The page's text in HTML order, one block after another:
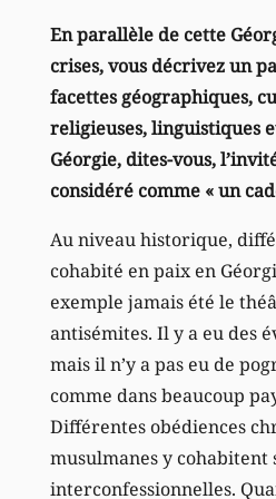
En parallèle de cette
crises, vous décrivez un
facettes géographiques,
religieuses, linguistiques
Géorgie, dites-vous,
considéré comme « un
Au niveau historique,
cohabité en paix en
exemple jamais été le
antisémites. Il y a eu des
mais il n’y a pas eu de
comme dans beaucoup
Différentes obédiences
musulmanes y cohabitent
interconfessionnelles.